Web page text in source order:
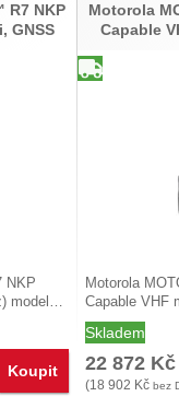
VHF, BT, WiFi,
R7 NKP
GNSS
NKP
model…
'Motorola
Koupit
Motorola
Capable
Motorola
Capable VHF
Skladem
22 872 Kč
(18 902 Kč bez